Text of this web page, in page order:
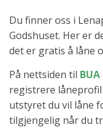
Du finner oss i
Godshuset. Her er
det er gratis å låne
På nettsiden til BUA
registrere
utstyret du vil låne
tilgjengelig når du